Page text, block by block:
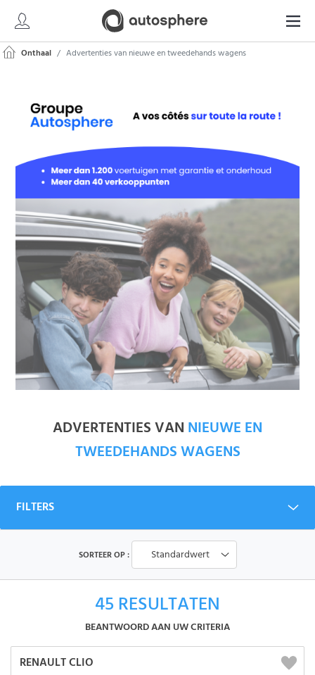
Onthaal Advertenties van nieuwe en tweedehands wagens
ADVERTENTIES VAN NIEUWE EN
TWEEDEHANDS WAGENS
FILTERS
45 RESULTATEN
BEANTWOORD AAN UW CRITERIA
SORTEER OP : Standardwert
RENAULT CLIO